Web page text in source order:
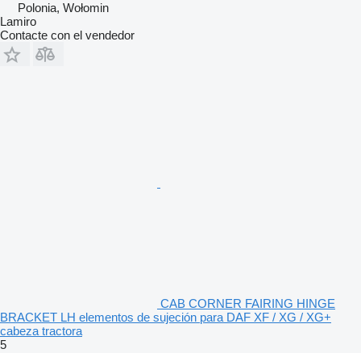
Polonia, Wołomin
Lamiro
Contacte con el vendedor
CAB CORNER FAIRING HINGE
BRACKET LH elementos de sujeción para DAF XF / XG / XG+
cabeza tractora
5